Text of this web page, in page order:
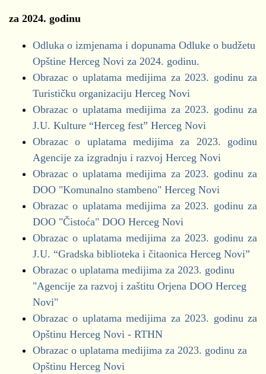
JEDINICAMA ZA PERIOD
01.01.22.-30.06.22.
(.xls)
POP, PIR I IZDACI PO POTROŠAČKIM
JEDINICAMA ZA PERIOD 01.01.22.-31.03.22.
(.xls)
POP, PIR I IZDACI PO POTROŠAČKIM
JEDINICAMA ZA PERIOD 01.01.21.-31.12.21.
(.xls)
POP, PIR I IZDACI PO POTROŠAČKIM
JEDINICAMA ZA PERIOD 01.01.21.-30.09.21.
(.xls)
POP, PIR I IZDACI PO POTROŠAČKIM
JEDINICAMA ZA PERIOD 01.01.21.-30.06.21.
(.xls)
POP, PIR I IZDACI PO POTROŠAČKIM
JEDINICAMA ZA PERIOD 01.01.21.-31.03.21
(.xls)
POP, PIR I IZDACI PO POTROŠAČKIM
JEDINICAMA ZA PERIOD 01.01.20.-31.12.20 .
(.xls)
POP, PIR I IZDACI PO POTROŠAČKIM
JEDINICAMA ZA PERIOD 01.01.20.-30.09.20.
Obrazac BUZ
Kvartalni izvještaji (01.01.2023. - 31.12.2023.)
Obrazac NEO
Obrazac BUZ
Kvartalni izvještaji (01.01.2023. - 30.09.2023.)
Obrazac NEO
Obrazac BUZ
Kvartalni izvještaji (01.01.2023. - 30.06.2023.)
Obrazac NEO
Obrazac BUZ
Kvartalni izvještaji (01.01.2023. - 31.03.2023.)
Obrazac NEO
Obrazac BUZ
Kvartalni izvještaji (01.01.2022. - 31.12.2022.)
Pokret za promjene
SD
SNP
URA
za period 01.01.2025-31.05.2025. godine
Bokeški forum
Demokrate
DPS
Novi pobjeđuje
Novska Lista
Pokret za promjene
Pravi Novi - Marko Milačić
SNP
Finansiranje političkih subjekata za 2025. godinu
-Forum žena za period 01.01.2025.-31.12.2025.
za 2024. godinu
Odluka o izmjenama i dopunama Odluke o budžetu
Opštine Herceg Novi za 2024. godinu.
Obrazac o uplatama medijima za 2023. godinu za
Turističku organizaciju Herceg Novi
Obrazac o uplatama medijima za 2023. godinu za
J.U. Kulture “Herceg fest” Herceg Novi
Obrazac o uplatama medijima za 2023. godinu
Agencije za izgradnju i razvoj Herceg Novi
Obrazac o uplatama medijima za 2023. godinu za
DOO "Komunalno stambeno" Herceg Novi
Obrazac o uplatama medijima za 2023. godinu za
DOO "Čistoća" DOO Herceg Novi
Obrazac o uplatama medijima za 2023. godinu za
J.U. “Gradska biblioteka i čitaonica Herceg Novi”
Obrazac o uplatama medijima za 2023. godinu
"Agencije za razvoj i zaštitu Orjena DOO Herceg
Novi"
Obrazac o uplatama medijima za 2023. godinu za
Opštinu Herceg Novi - RTHN
Obrazac o uplatama medijima za 2023. godinu za
Opštinu Herceg Novi